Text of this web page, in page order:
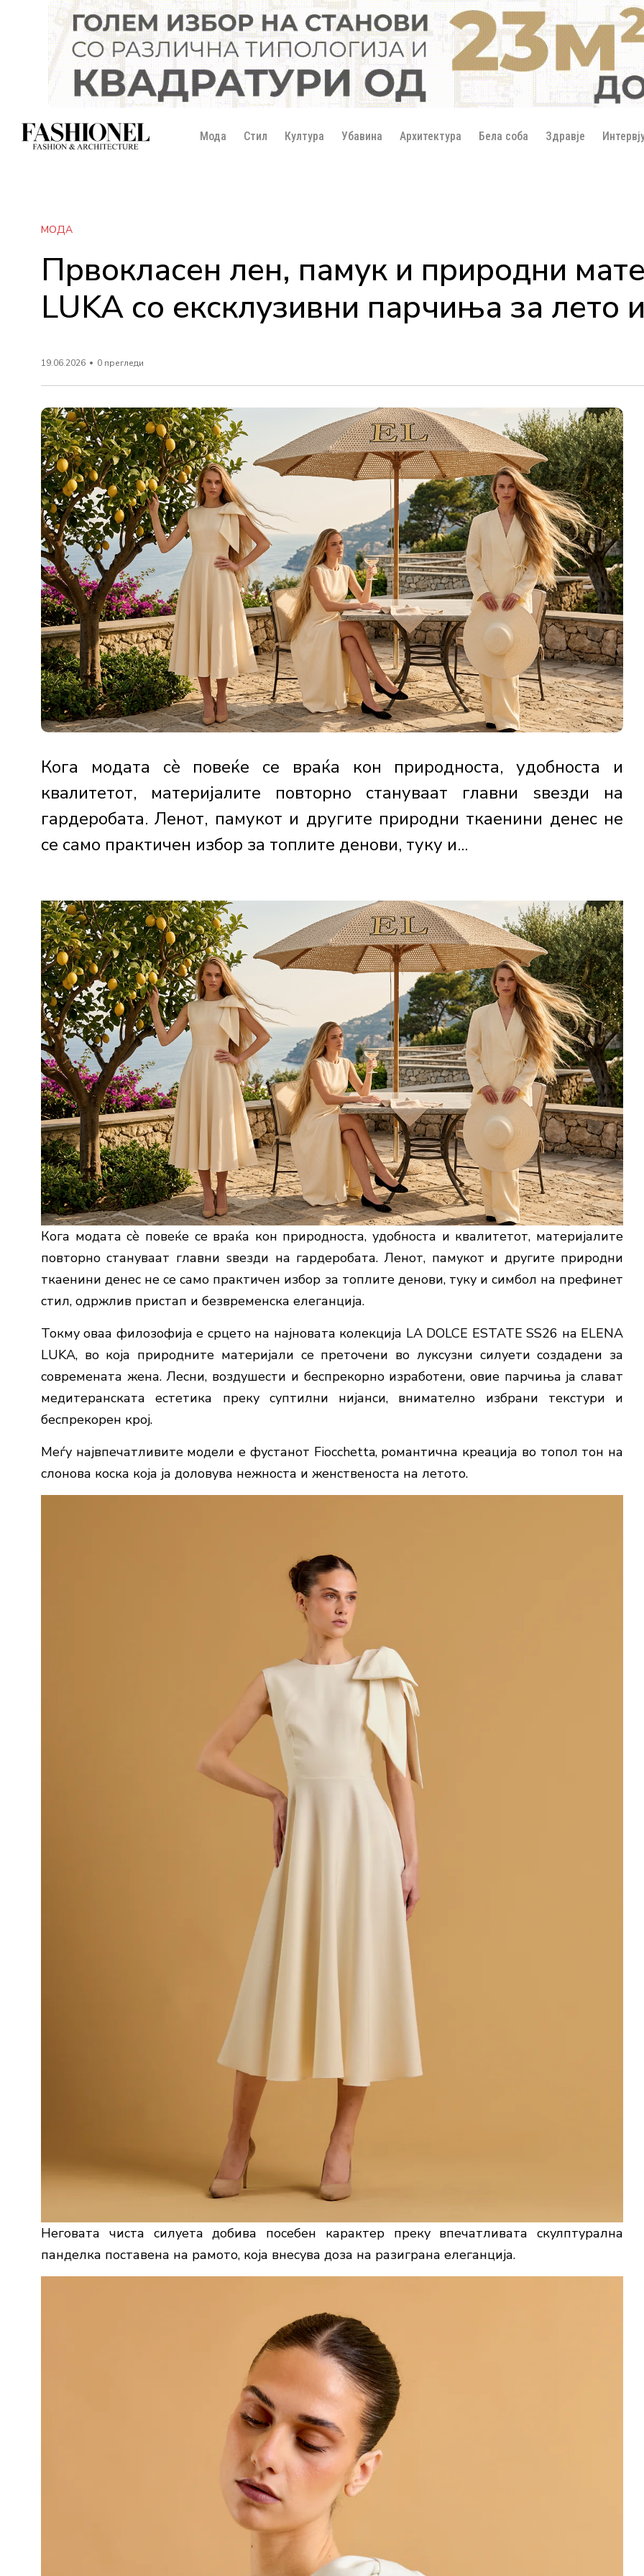
Мода Стил Култура Убавина Архитектура Бела соба Здравје
МОДА
Првокласен лен, памук и природни
LUKA со ексклузивни парчиња за лето
19.06.2026 0 прегледи
Кога модата сè повеќе се враќа кон природноста, удобноста и
квалитетот, материјалите повторно стануваат главни ѕвезди на
гардеробата. Ленот, памукот и другите природни ткаенини денес не
се само практичен избор за топлите денови, туку и...
Кога модата сè повеќе се враќа кон природноста, удобноста и квалитетот, материјалите
повторно стануваат главни ѕвезди на гардеробата. Ленот, памукот и другите природни
ткаенини денес не се само практичен избор за топлите денови, туку и симбол на префинет
стил, одржлив пристап и безвременска елеганција.
Токму оваа филозофија е срцето на најновата колекција LA DOLCE ESTATE SS26 на ELENA
LUKA, во која природните материјали се преточени во луксузни силуети создадени за
современата жена. Лесни, воздушести и беспрекорно изработени, овие парчиња ја слават
медитеранската естетика преку суптилни нијанси, внимателно избрани текстури и
беспрекорен крој.
Меѓу највпечатливите модели е фустанот Fiocchetta, романтична креација во топол тон на
слонова коска која ја доловува нежноста и женственоста на летото.
Неговата чиста силуета добива посебен карактер преку впечатливата скулптурална
панделка поставена на рамото, која внесува доза на разиграна елеганција.